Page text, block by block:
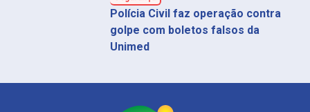
Polícia Civil faz operação contra
golpe com boletos falsos da
Unimed